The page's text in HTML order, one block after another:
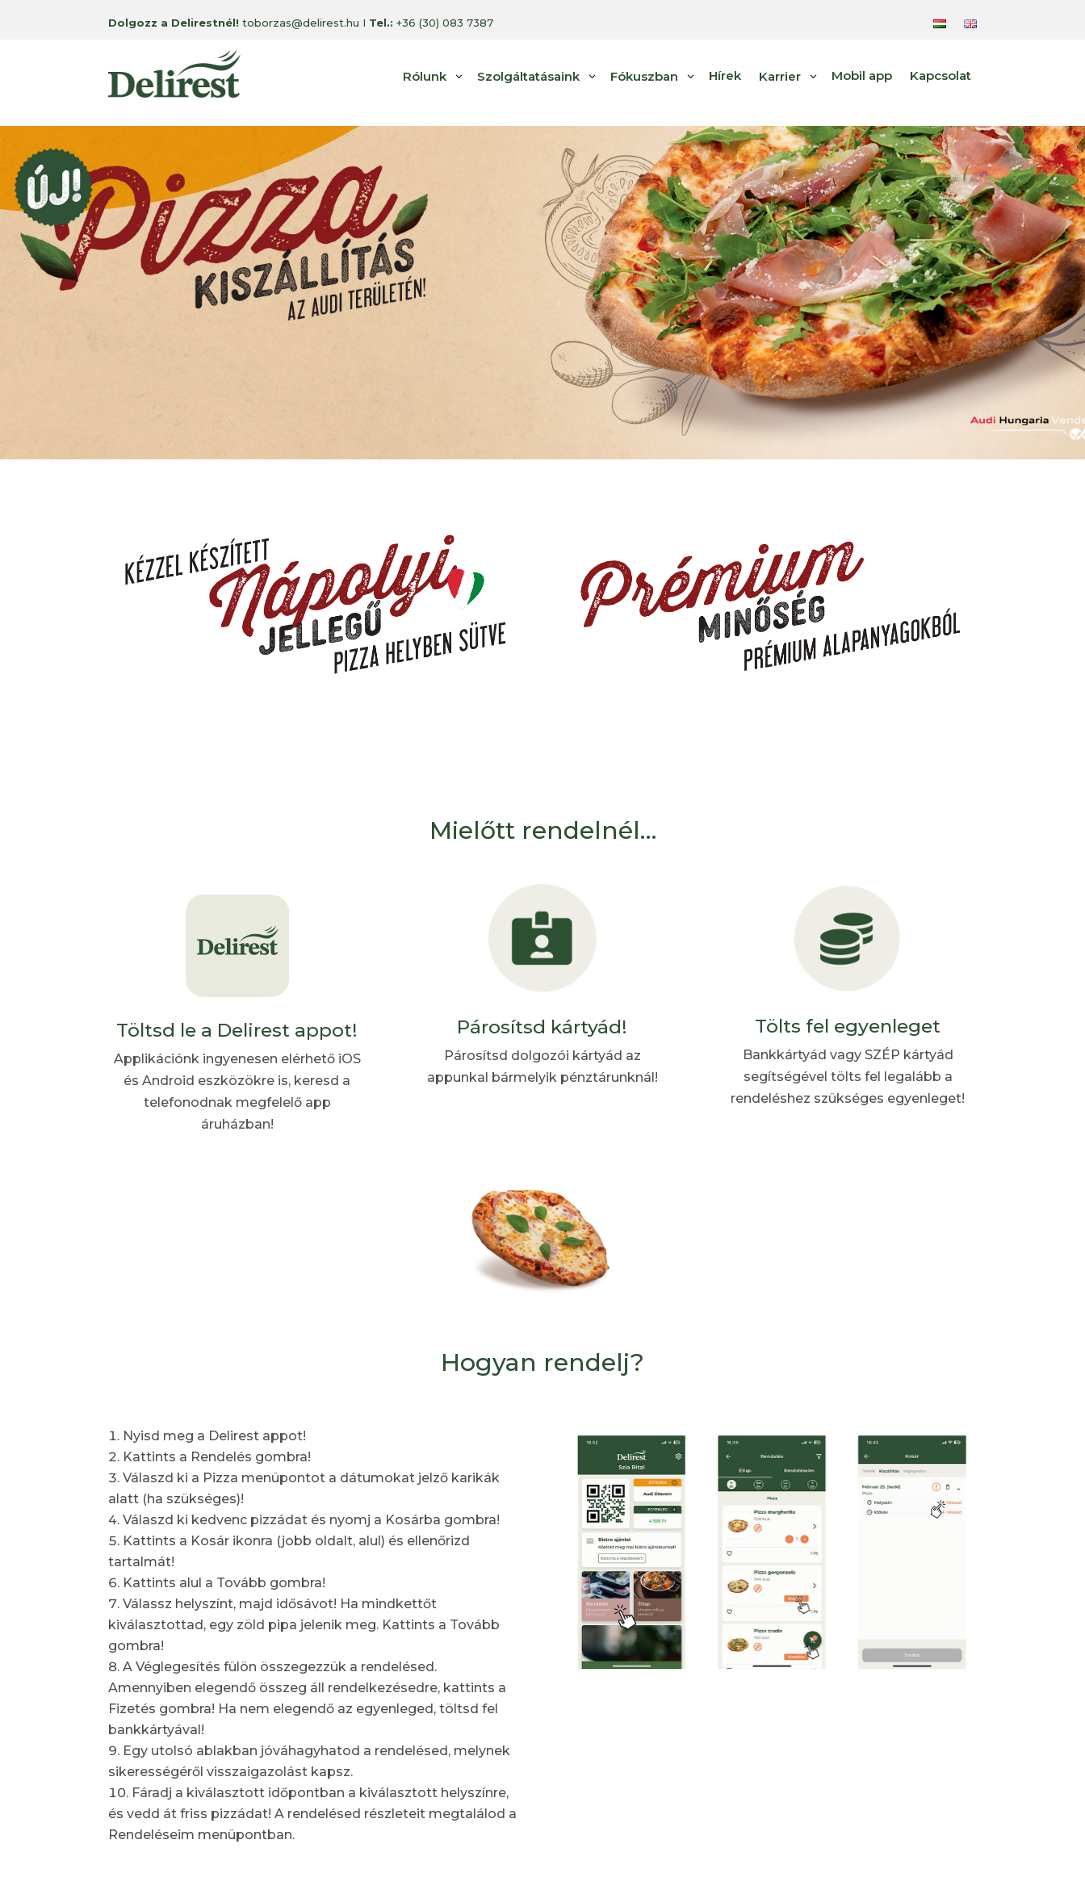
Dolgozz a Delirestnél!toborzas@delirest.hu I Tel.: +36 (30) 083 7387
Rólunk 3 Szolgáltatásaink 3 Fókuszban 3 Hírek Karrier 3 Mobil app Kapcsolat
Mielőtt rendelnél…
Töltsd le a Delirest appot!
Applikációnk ingyenesen elérhető iOS
és Android eszközökre is, keresd a
telefonodnak megfelelő app
áruházban!
Párosítsd kártyád!
Párosítsd dolgozói kártyád az
appunkal bármelyik pénztárunknál!
Tölts fel egyenleget
Bankkártyád vagy SZÉP kártyád
segítségével tölts fel legalább a
rendeléshez szükséges egyenleget!
Hogyan rendelj?
Nyisd meg a Delirest appot!
Kattints a Rendelés gombra!
Válaszd ki a Pizza menüpontot a dátumokat jelző karikák
alatt (ha szükséges)!
Válaszd ki kedvenc pizzádat és nyomj a Kosárba gombra!
Kattints a Kosár ikonra (jobb oldalt, alul) és ellenőrizd
tartalmát!
Kattints alul a Tovább gombra!
Válassz helyszínt, majd idősávot! Ha mindkettőt
kiválasztottad, egy zöld pipa jelenik meg. Kattints a Tovább
gombra!
A Véglegesítés fülön összegezzük a rendelésed.
Amennyiben elegendő összeg áll rendelkezésedre, kattints a
Fizetés gombra! Ha nem elegendő az egyenleged, töltsd fel
bankkártyával!
Egy utolsó ablakban jóváhagyhatod a rendelésed, melynek
sikerességéről visszaigazolást kapsz.
Fáradj a kiválasztott időpontban a kiválasztott helyszínre,
és vedd át friss pizzádat! A rendelésed részleteit megtalálod a
Rendeléseim menüpontban.